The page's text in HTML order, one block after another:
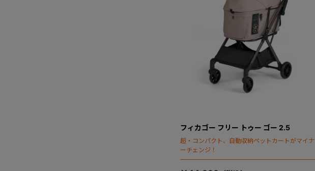
フィカゴー フリー トゥー ゴー 2.5
超・コンパクト、自動収納ペットカートがマイナ
ーチェンジ！